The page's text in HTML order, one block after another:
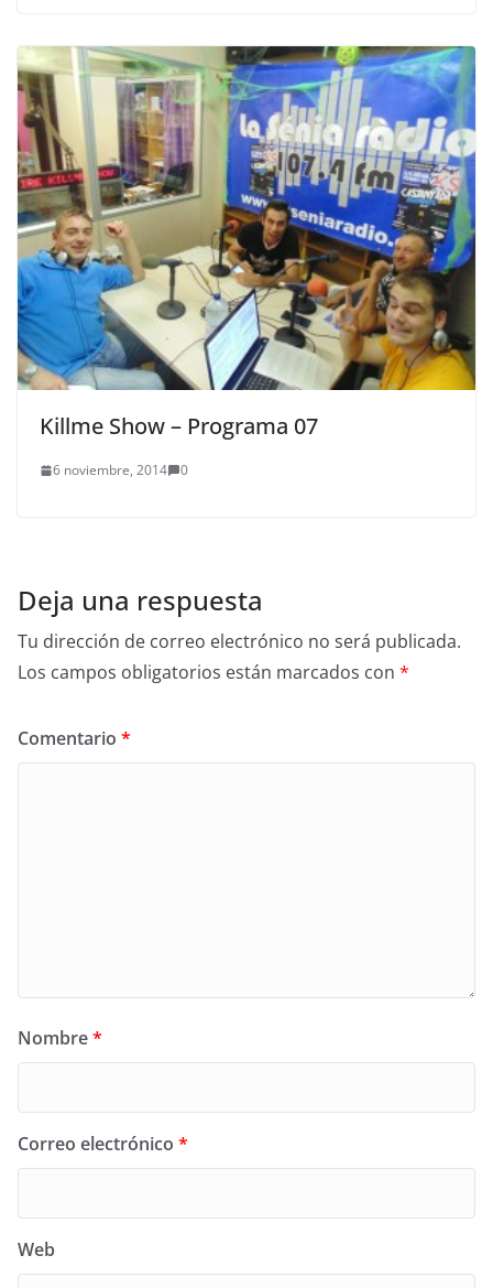
Killme Show – Programa 07
6 noviembre, 2014 0
Deja una respuesta
Tu dirección de correo electrónico no será publicada.
Los campos obligatorios están marcados con *
Comentario *
Nombre*
Correo electrónico *
Web